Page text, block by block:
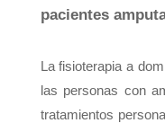
pacientes
La fisioterapia a
las personas con
tratamientos